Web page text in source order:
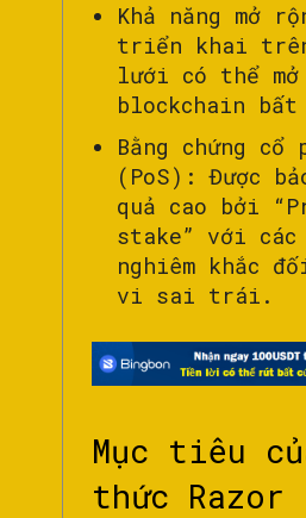
Khả năng mở
triển khai trên
lưới có thể mở
blockchain
Bằng chứng cổ
(PoS): Được
quả cao bởi
stake” với
nghiêm khắc
vi sai trái.
Mục tiêu
thức Razor